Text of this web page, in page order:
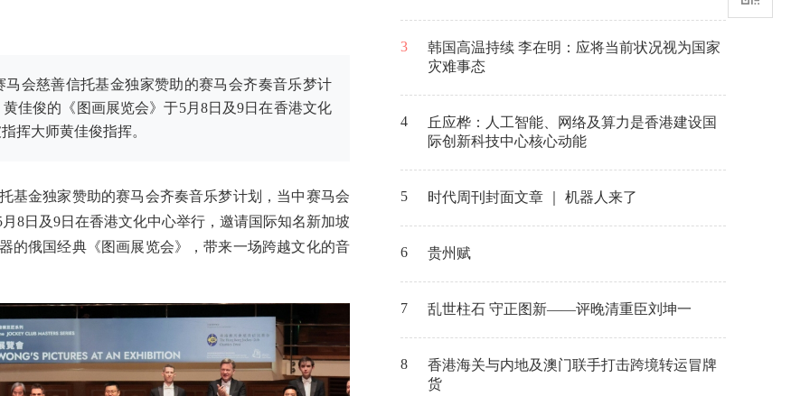
会慈善信托基金独家赞助的赛马会齐奏音乐梦计
佳俊的《图画展览会》于5月8日及9日在香港文化
挥大师黄佳俊指挥。
基金独家赞助的赛马会齐奏音乐梦计划，当中赛马会
8日及9日在香港文化中心举行，邀请国际知名新加坡
的俄国经典《图画展览会》，带来一场跨越文化的音
3
韩国高温持续 李在明：应将当前状况视为国家
灾难事态
4
丘应桦：人工智能、网络及算力是香港建设国
际创新科技中心核心动能
5 时代周刊封面文章 ｜ 机器人来了
6 贵州赋
7 乱世柱石 守正图新——评晚清重臣刘坤一
8
香港海关与内地及澳门联手打击跨境转运冒牌
货